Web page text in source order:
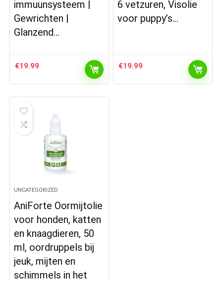
immuunsysteem |
Gewrichten |
Glanzend…
€19.99
6 vetzuren, Visolie
voor puppy’s…
€19.99
UNCATEGORIZED
AniForte Oormijtolie
voor honden, katten
en knaagdieren, 50
ml, oordruppels bij
jeuk, mijten en
schimmels in het